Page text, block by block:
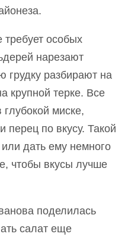
требует особых
нарезают
грудку разбирают на
крупной терке. Все
миске,
перец по вкусу. Такой
дать ему немного
чтобы вкусы лучше
поделилась
салат еще